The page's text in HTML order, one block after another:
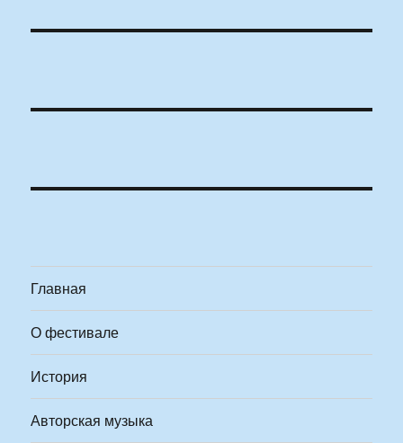
Главная
О фестивале
История
Авторская музыка